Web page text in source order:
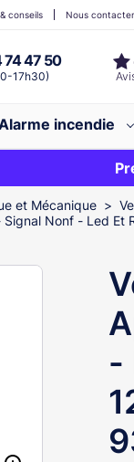
74 47 50
17h30)
conseils Nous contacter
incendie
commande ?
EXCLU
et Mécanique
Nonf - Led Et
-